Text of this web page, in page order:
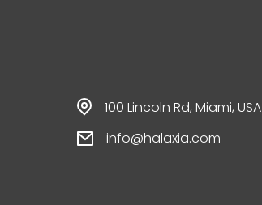
100 Lincoln Rd, Miami, USA
info@halaxia.com